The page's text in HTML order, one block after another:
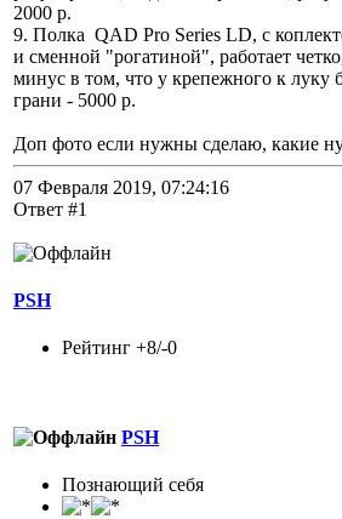
2000 р.
9. Полка QAD Pro Series LD, с
и сменной "рогатиной", работает
минус в том, что у крепежного к луку
грани - 5000 р.
Доп фото если нужны сделаю, какие
07 Февраля 2019, 07:24:16
Ответ #1
PSH
Рейтинг +8/-0
PSH
Познающий себя